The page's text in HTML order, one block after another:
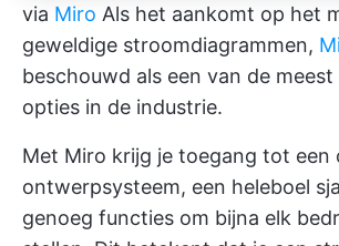
via Miro Als het aankomt op het
geweldige stroomdiagrammen,
beschouwd als een van de
opties in de industrie.
Met Miro krijg je toegang tot een
ontwerpsysteem, een heleboel
genoeg functies om bijna elk